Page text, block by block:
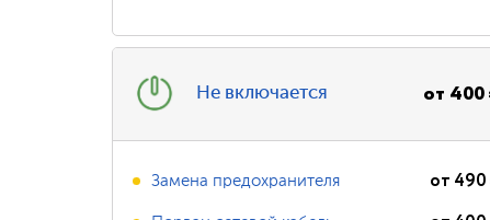
Не включается от 400
Замена предохранителя от 490